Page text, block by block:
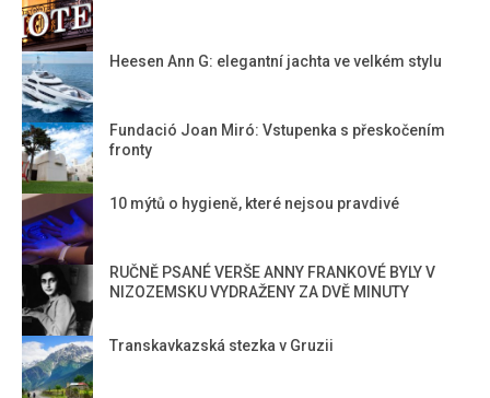
Heesen Ann G: elegantní jachta ve velkém stylu
Fundació Joan Miró: Vstupenka s přeskočením
fronty
10 mýtů o hygieně, které nejsou pravdivé
RUČNĚ PSANÉ VERŠE ANNY FRANKOVÉ BYLY V
NIZOZEMSKU VYDRAŽENY ZA DVĚ MINUTY
Transkavkazská stezka v Gruzii